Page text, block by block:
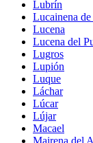
Lubrín
Lucainena
Lucena
Lucena del
Lugros
Lupión
Luque
Láchar
Lúcar
Lújar
Macael
Mairena del